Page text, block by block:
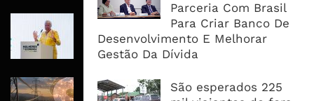
Parceria Com Brasil
Para Criar Banco De
Desenvolvimento E Melhorar
Gestão Da Dívida
São esperados 225
Regulamentação Pode Corrigir
Omissão De Género Na Lei De
Conteúdo Local
Fundo África-Ásia Canaliza 82,8